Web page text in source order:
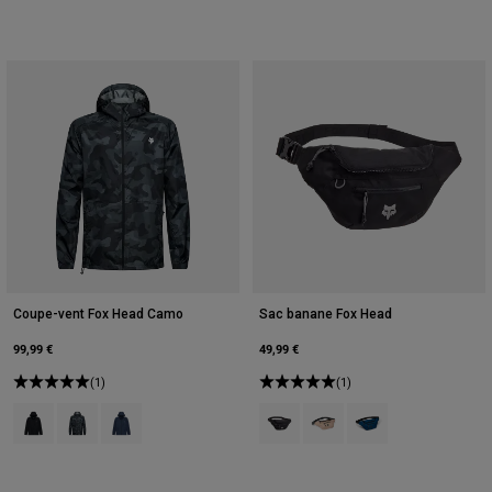
Coupe-vent Fox Head Camo
99,99 €
(1)
Product swatch type of Noir.
Product swatch type of Camouflage noir.
Product swatch type of Bleu minuit.
Sac banane Fox Head
49,99 €
(1)
Product swatch type of Noir.
Product swatch type of
Product swatch